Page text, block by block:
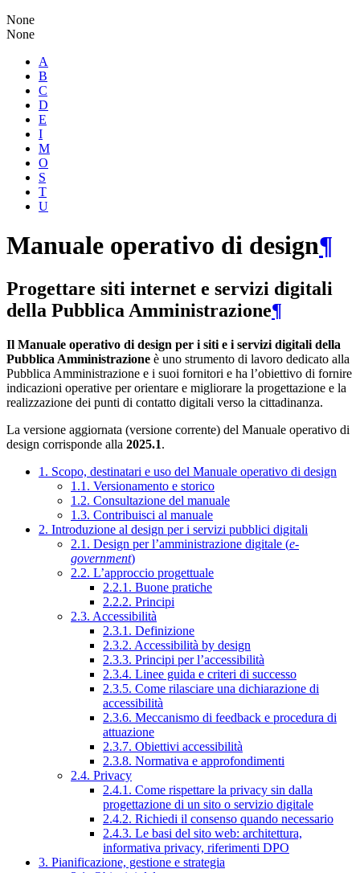
None
None
A
B
C
D
E
I
M
O
S
T
U
Manuale operativo di design¶
Progettare siti internet e servizi digitali
della Pubblica Amministrazione¶
Il Manuale operativo di design per i siti e i servizi digitali della
Pubblica Amministrazione è uno strumento di lavoro dedicato alla
Pubblica Amministrazione e i suoi fornitori e ha l’obiettivo di fornire
indicazioni operative per orientare e migliorare la progettazione e la
realizzazione dei punti di contatto digitali verso la cittadinanza.
La versione aggiornata (versione corrente) del Manuale operativo di
design corrisponde alla 2025.1.
1. Scopo, destinatari e uso del Manuale operativo di design
1.1. Versionamento e storico
1.2. Consultazione del manuale
1.3. Contribuisci al manuale
2. Introduzione al design per i servizi pubblici digitali
2.1. Design per l’amministrazione digitale (e-
government)
2.2. L’approccio progettuale
2.2.1. Buone pratiche
2.2.2. Principi
2.3. Accessibilità
2.3.1. Definizione
2.3.2. Accessibilità by design
2.3.3. Principi per l’accessibilità
2.3.4. Linee guida e criteri di successo
2.3.5. Come rilasciare una dichiarazione di
accessibilità
2.3.6. Meccanismo di feedback e procedura di
attuazione
2.3.7. Obiettivi accessibilità
2.3.8. Normativa e approfondimenti
2.4. Privacy
2.4.1. Come rispettare la privacy sin dalla
progettazione di un sito o servizio digitale
2.4.2. Richiedi il consenso quando necessario
2.4.3. Le basi del sito web: architettura,
informativa privacy, riferimenti DPO
3. Pianificazione, gestione e strategia